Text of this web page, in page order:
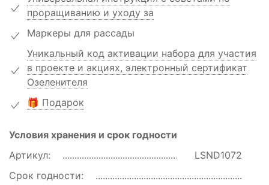
проращиванию и уходу за
Маркеры для рассады
Уникальный код активации набора для участия
в проекте и акциях, электронный сертификат
Озеленителя
🎁 Подарок
Условия хранения и срок годности
Артикул:
LSND1072
Срок годности: